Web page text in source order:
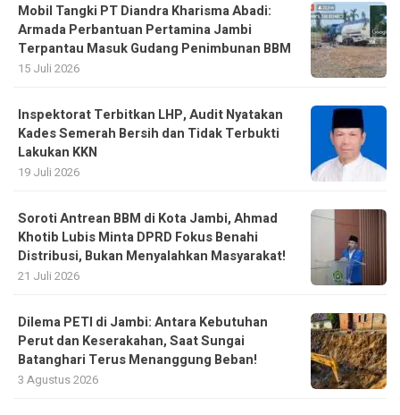
Mobil Tangki PT Diandra Kharisma Abadi:
Armada Perbantuan Pertamina Jambi
Terpantau Masuk Gudang Penimbunan BBM
15 Juli 2026
Inspektorat Terbitkan LHP, Audit Nyatakan
Kades Semerah Bersih dan Tidak Terbukti
Lakukan KKN
19 Juli 2026
Soroti Antrean BBM di Kota Jambi, Ahmad
Khotib Lubis Minta DPRD Fokus Benahi
Distribusi, Bukan Menyalahkan Masyarakat!
21 Juli 2026
Dilema PETI di Jambi: Antara Kebutuhan
Perut dan Keserakahan, Saat Sungai
Batanghari Terus Menanggung Beban!
3 Agustus 2026